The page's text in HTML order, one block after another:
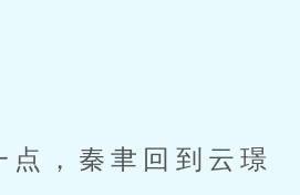
点，秦聿回到云璟